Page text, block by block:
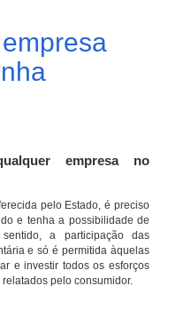
empresa no
pelo Estado, é preciso
e tenha a possibilidade de
a participação das
e só é permitida àquelas
e investir todos os esforços
pelo consumidor.